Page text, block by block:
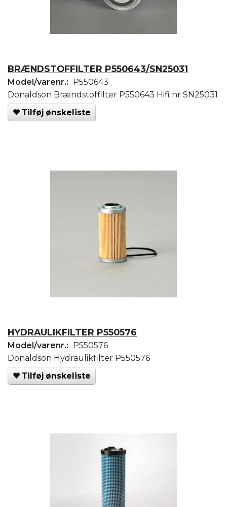
BRÆNDSTOFFILTER P550643/SN25031
Model/varenr.:
P550643
Donaldson Brændstoffilter P550643 Hifi nr SN25031
Tilføj ønskeliste
HYDRAULIKFILTER P550576
Model/varenr.: P550576
Donaldson Hydraulikfilter P550576
Tilføj ønskeliste